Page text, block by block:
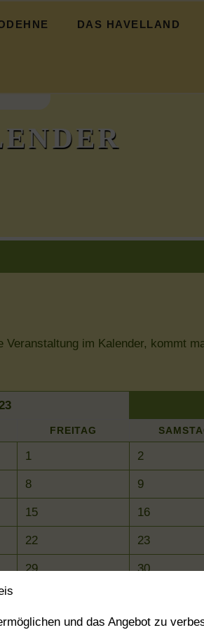
DAS HAVELLAND
im Kalender, kommt
FR EITAG SA
1 2
8 9
15 16
22 23
29
30
und das Angebot zu